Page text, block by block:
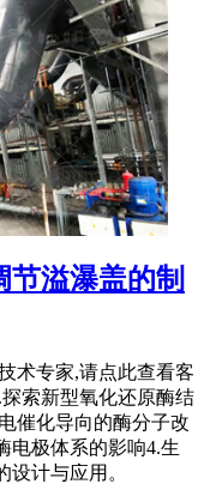
溢瀑盖的制
术专家,请点此查看客
索新型氧化还原酶结
催化导向的酶分子改
电极体系的影响4.生
计与应用。